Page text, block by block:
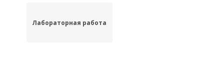
Лабораторная работа